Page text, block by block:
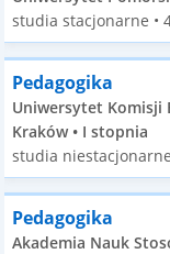
studia stacjonarne •
Pedagogika
Uniwersytet Komisji
Kraków • I stopnia
studia
Pedagogika
Akademia Nauk